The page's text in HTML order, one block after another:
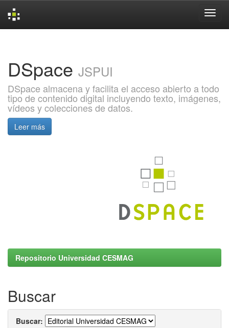
DSpace JSPUI
DSpace almacena y facilita el acceso abierto a todo
tipo de contenido digital incluyendo texto, imágenes,
vídeos y colecciones de datos.
Leer más
Repositorio Universidad CESMAG
Buscar
Buscar: